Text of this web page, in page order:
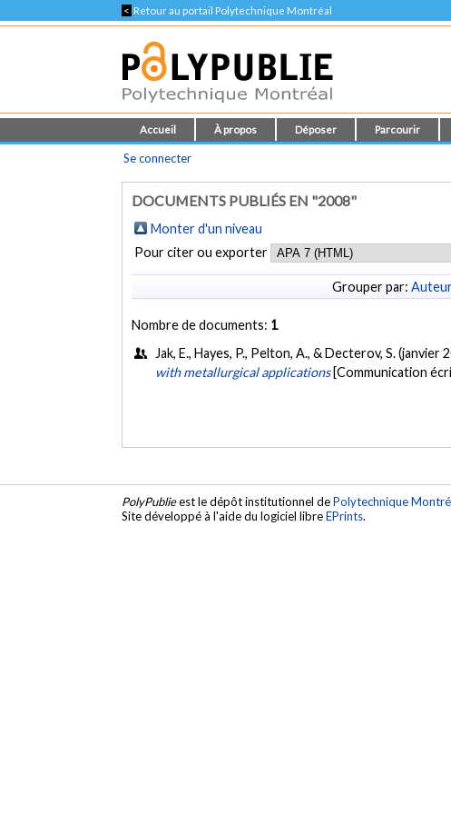
< Retour au portail Polytechnique Montréal
Accueil À propos Déposer Parcourir
Se connecter
DOCUMENTS PUBLIÉS EN "2008"
Monter d'un niveau
Pour citer ou exporter
Grouper par:
Nombre de documents: 1
Jak, E., Hayes, P., Pelton, A., & Decterov, S. (janvier
with metallurgical applications [Communication
PolyPublieest le dépôt institutionnel dePolytechnique
Site développé à l'aide du logiciel libreEPrints.